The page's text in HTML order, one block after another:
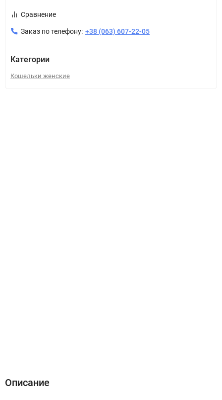
Сравнение
Заказ по телефону: +38 (063) 607-22-05
Категории
Кошельки женские
Описание